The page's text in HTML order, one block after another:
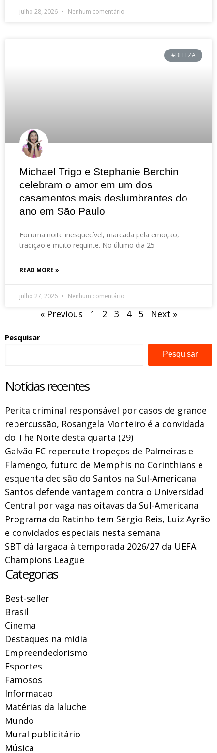
julho 28, 2026 Nenhum comentário
#BELEZA
Michael Trigo e Stephanie Berchin
celebram o amor em um dos
casamentos mais deslumbrantes do
ano em São Paulo
Foi uma noite inesquecível, marcada pela emoção,
tradição e muito requinte. No último dia 25
READ MORE »
julho 27, 2026 Nenhum comentário
« Previous 1 2 3 4 5 Next »
Pesquisar
Pesquisar
Notícias recentes
Perita criminal responsável por casos de grande
repercussão, Rosangela Monteiro é a convidada
do The Noite desta quarta (29)
Galvão FC repercute tropeços de Palmeiras e
Flamengo, futuro de Memphis no Corinthians e
esquenta decisão do Santos na Sul-Americana
Santos defende vantagem contra o Universidad
Central por vaga nas oitavas da Sul-Americana
Programa do Ratinho tem Sérgio Reis, Luiz Ayrão
e convidados especiais nesta semana
SBT dá largada à temporada 2026/27 da UEFA
Champions League
Categorias
Best-seller
Brasil
Cinema
Destaques na mídia
Empreendedorismo
Esportes
Famosos
Informacao
Matérias da laluche
Mundo
Mural publicitário
Música